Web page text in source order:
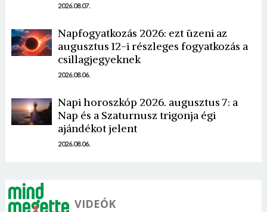
2026.08.07.
Napfogyatkozás 2026: ezt üzeni az
augusztus 12-i részleges fogyatkozás a
csillagjegyeknek
2026.08.06.
Napi horoszkóp 2026. augusztus 7: a
Nap és a Szaturnusz trigonja égi
ajándékot jelent
2026.08.06.
VIDEÓK
Borsonline bejelentkezés
E-mail cím vagy felhasználónév
Jelszó